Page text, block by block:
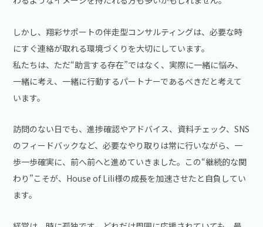
しかし、翔彩サポートの伴走型コンサルティングは、必要な時
にすぐ連絡が取れる環境づくりを大切にしています。
私たちは、ただ“助言する存在”ではなく、実際に一緒に悩み、
一緒に考え、一緒に行動するパートナーであるべきだと考えて
います。
訪問のない日でも、進捗確認やアドバイス、資料チェック、SNS
のフィードバックなど、必要なやり取りは常に行いながら、一
歩一歩確実に、前へ前へと進めていきました。この“継続的な関
わり”こそが、House of Lili様の成長を加速させたと自負してい
ます。